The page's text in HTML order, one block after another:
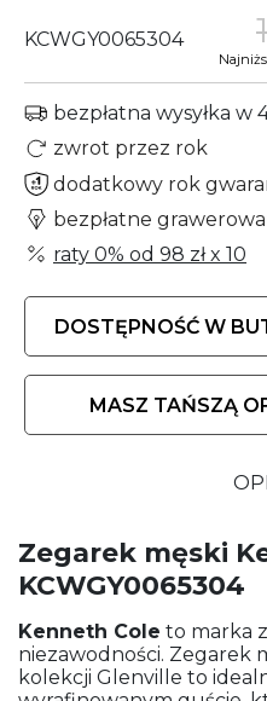
KCWGY0065304
bezpłatna wysyłka w
zwrot przez rok
dodatkowy rok
bezpłatne
raty 0% od 98 złx 10
DOSTĘPNOŚĆ W
MASZ TAŃSZĄ
Zegarek męski
KCWGY0065304
Kenneth Cole to marka
niezawodności. Zegarek
kolekcji Glenville to